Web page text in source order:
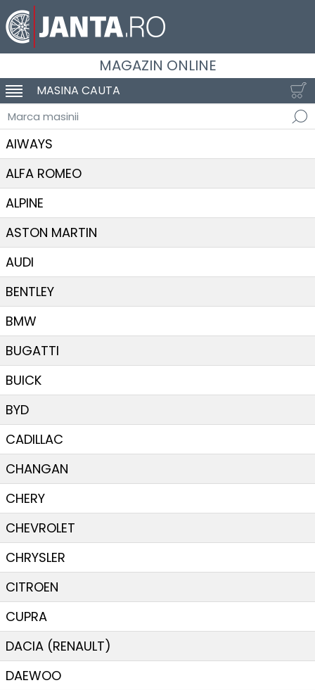
MAGAZIN ONLINE
SCHIMBA NAVIGAREA
MASINA CAUTA
Marca masinii
AIWAYS
ALFA ROMEO
ALPINE
ASTON MARTIN
AUDI
BENTLEY
BMW
BUGATTI
BUICK
BYD
CADILLAC
CHANGAN
CHERY
CHEVROLET
CHRYSLER
CITROEN
CUPRA
DACIA (RENAULT)
DAEWOO